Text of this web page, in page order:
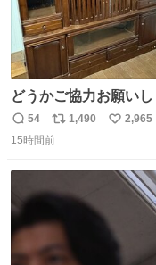
どうかご協力お願いします🙇‍♂️ 今は亡き祖父
しが決まり、どうし
引き取り手を探しております この2つは私の
さで亡くなりました
りました 続く↓
返
信
54
リ
ポ
1,490
い
2,965
15時間前